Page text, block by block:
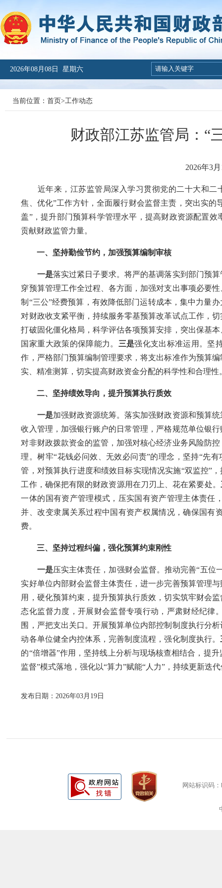
2026年08月08日 星期六
当前位置： 首页>工作动态
财政部江苏监管局：“
2026年3月
近年来，江苏监管局深入学习贯彻党的二十大和二
焦、优化”工作方针，全面履行财会监督主责，突出实的
盖”，提升部门预算科学管理水平，提高财政资源配置
贡献财政监管力量。
一、坚持勤俭节约，加强预算编制审核
一是落实过紧日子要求。将严的基调落实到部门预
穿预算管理工作全过程、各方面，加强对支出事项必要
制“三公”经费预算，有效降低部门运转成本，集中力量
对财政收支紧平衡，持续服务零基预算改革试点工作，
打破固化僵化格局，科学评估各项预算安排，突出保基
国家重大政策的保障能力。 三是强化支出标准运用。坚
作，严格部门预算编制管理要求，将支出标准作为预算
实、精准测算，切实提高财政资金分配的科学性和合理
二、坚持绩效导向，提升预算执行质效
一是加强财政资源统筹。落实加强财政资源和预算
收入管理，加强银行账户的日常管理，严格规范单位银
对非财政拨款资金的监管，加强对核心经济业务风险防
理。树牢“花钱必问效、无效必问责”的理念，坚持“先
管，对预算执行进度和绩效目标实现情况实施“双监控”
工作，确保把有限的财政资源用在刀刃上、花在紧要处。
一体的国有资产管理模式，压实国有资产管理主体责任
并、改变隶属关系过程中国有资产权属情况，确保国有
费。
三、坚持过程纠偏，强化预算约束刚性
一是压实主体责任，加强财会监督。推动完善“五位
实好单位内部财会监督主体责任，进一步完善预算管理
用，硬化预算约束，提升预算执行质效，切实筑牢财会
态化监督力度，开展财会监督专项行动，严肃财经纪律
围，严把支出关口。开展预算单位内部控制制度执行分
动各单位健全内控体系，完善制度流程，强化制度执行。
的“倍增器”作用，坚持线上分析与现场核查相结合，提
监督”模式落地，强化以“算力”赋能“人力”，持续更新迭
发布日期：2026年03月19日
网站标识码